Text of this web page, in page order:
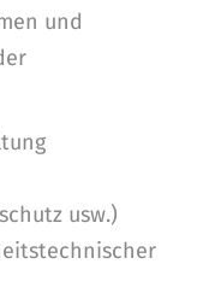
und
usw.)